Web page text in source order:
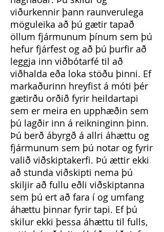
viðurkennir þann raunverulega
möguleika að þú gætir tapað
öllum fjármunum þínum sem þú
hefur fjárfest og að þú þurfir að
leggja inn viðbótarfé til að
viðhalda eða loka stöðu þinni. Ef
markaðurinn hreyfist á móti þér
gætirðu orðið fyrir heildartapi
sem er meira en upphæðin sem
þú lagðir inn á reikninginn þinn.
Þú berð ábyrgð á allri áhættu og
fjármunum sem þú notar og fyrir
valið viðskiptakerfi. Þú ættir ekki
að stunda viðskipti nema þú
skiljir að fullu eðli viðskiptanna
sem þú ert að fara í og umfang
áhættu þinnar fyrir tapi. Ef þú
skilur ekki þessa áhættu til fulls,